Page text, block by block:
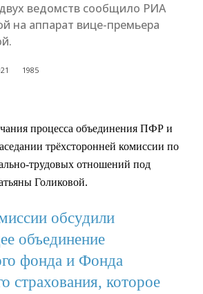
ведомств сообщило РИА
на аппарат вице-премьера
1985
процесса объединения ПФР и
трёхсторонней комиссии по
трудовых отношений под
Голиковой.
обсудили
объединение
фонда и Фонда
страхования, которое